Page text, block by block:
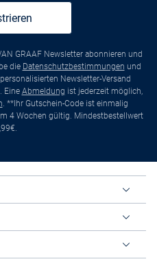
GRAAF Newsletter abonnieren und
die Datenschutzbestimmungen und
Newsletter-Versand
Eine Abmeldung ist jederzeit möglich,
. **Ihr Gutschein-Code ist einmalig
4 Wochen gültig. Mindestbestellwert